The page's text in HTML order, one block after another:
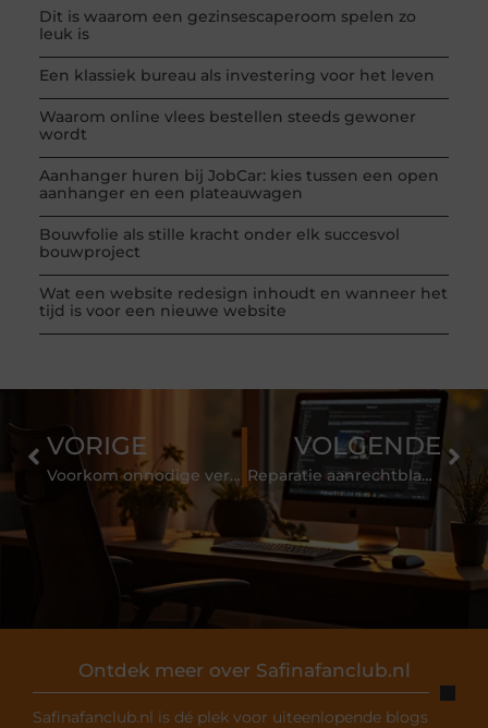
Dit is waarom een gezinsescaperoom spelen zo
leuk is
Een klassiek bureau als investering voor het leven
Waarom online vlees bestellen steeds gewoner
wordt
Aanhanger huren bij JobCar: kies tussen een open
aanhanger en een plateauwagen
Bouwfolie als stille kracht onder elk succesvol
bouwproject
Wat een website redesign inhoudt en wanneer het
tijd is voor een nieuwe website
Ontdek meer over Safinafanclub.nl
Safinafanclub.nl is dé plek voor uiteenlopende blogs
VORIGE
Voorkom onnodige verrassingen en maak verstandig gebruik van VvE Beheer!
VOLGENDE
Reparatie aanrechtblad, kozijn, meubel